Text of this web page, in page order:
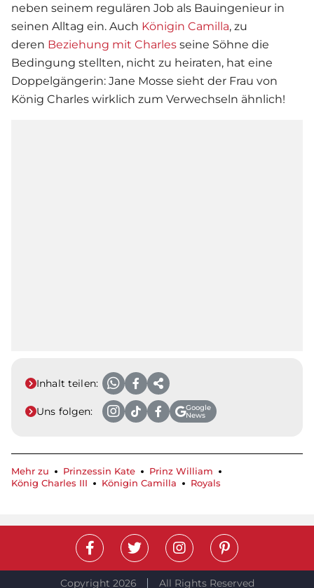
neben seinem regulären Job als Bauingenieur in
seinen Alltag ein. Auch Königin Camilla, zu
deren Beziehung mit Charles seine Söhne die
Bedingung stellten, nicht zu heiraten, hat eine
Doppelgängerin: Jane Mosse sieht der Frau von
König Charles wirklich zum Verwechseln ähnlich!
Inhalt teilen:
Uns folgen:
Google
News
Mehr zu Prinzessin Kate
Prinz William
König Charles III
Königin Camilla Royals
Copyright 2026 All Rights Reserved